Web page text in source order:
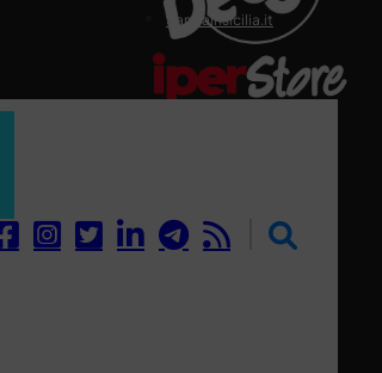
Sanitainsicilia.it